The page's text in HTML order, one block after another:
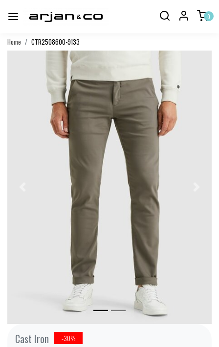
0
Home CTR2508600-9133
Cast Iron -30%